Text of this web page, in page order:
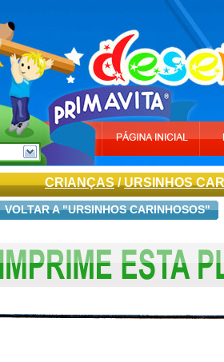
CRIANÇAS/URSINHOS
VOLTAR A "URSINHOS CARINHOSOS"